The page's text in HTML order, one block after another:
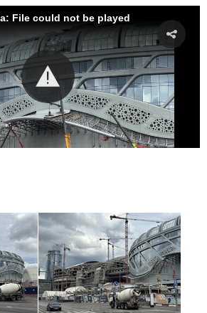
File could not be played